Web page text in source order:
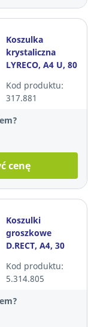
Koszulka
krystaliczna
LYRECO, A4 U, 80
opakowanie
foliowe, 100
sztuk
Kod produktu:
317.881
cenę
Koszulki
groszkowe
D.RECT, A4, 30
sztuk
Kod produktu:
5.314.805